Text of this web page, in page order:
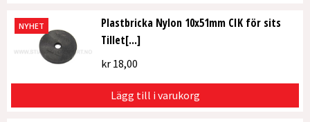
NYHET
Plastbricka Nylon 10x51mm CIK för sits
Tillet[...]
kr18,00
Lägg till i varukorg